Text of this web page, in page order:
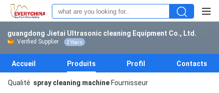
guangdong Jietai Ultrasonic cleaning Equipment Co., Ltd.
Verified Supplier 2 Years
Accueil Produits Profil Contacts
Qualité spray cleaning machine Fournisseur